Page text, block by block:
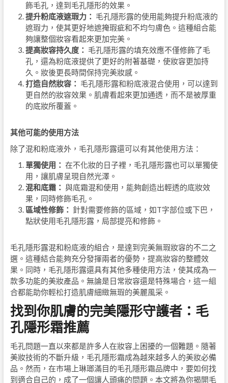
飾毛孔，達到毛孔隱形的效果。
提升粉底液遮瑕力： 毛孔隱形露的使用能夠提升粉底液的
遮瑕力，使其更好地遮掩瑕疵和不均勻膚色。這種組合能
夠讓整個妝容看起來更加完美。
提高妝容持久度： 毛孔隱形露的填充效應不僅修飾了毛
孔，還為粉底液提供了更好的附著基礎，使妝容更加持
久。妝後更長時間保持完美妝感。
打造自然妝容： 毛孔隱形露和粉底液混合使用，可以達到
更自然的妝容效果。肌膚看起來更加通透，而不是被厚重
的底妝所覆蓋。
其他可能的使用方法
除了混和粉底液外，毛孔隱形露還可以有其他使用方法：
單獨使用： 在不化妝的日子裡，毛孔隱形露也可以單獨使
用，讓肌膚呈現自然光澤。
混和底霜： 與底霜混和使用，能夠創造出輕透的底妝效
果，同時修飾毛孔。
區域性修飾： 針對需要修飾的區域，如T字部位或下巴，
點狀使用毛孔隱形露，局部提亮和修飾。
毛孔隱形露混和粉底液的組合，是達到完美無瑕妝容的不二之
選。這種結合能夠充分發揮兩者的優勢，提高妝容的整體效
果。同時，毛孔隱形露還具有其他多種使用方法，使其成為一
款多功能的美妝產品。無論是日常妝容還是特殊場合，這一組
合都能助你輕松打造肌膚細緻無瑕的美麗風采。
找到你肌膚的完美隱形守護者：毛
孔隱形霜推薦
毛孔問題一直以來都是許多人在妝容上困擾的一個難題。隨著
美妝技術的不斷升級，毛孔隱形霜成為越來越多人的美妝必備
品。然而，在市場上琳瑯滿目的毛孔隱形霜品牌中，要如何找
到適合自己的，成了一個讓人頭痛的問題。本文將為你揭開毛